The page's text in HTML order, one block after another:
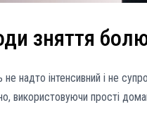
зняття
не надто інтенсивний і не
використовуючи прості